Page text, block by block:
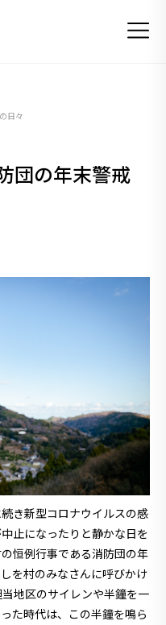
日々
団の年末警戒
き新型コロナウイルスの感
止になったりと静かな日を
恒例行事である消防団の年
を村のみなさんに呼びかけ
地区のサイレンや半鐘を一
た時代は、この半鐘を鳴ら